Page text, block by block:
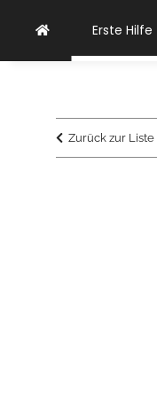
Erste Hilfe
Zurück zur Liste